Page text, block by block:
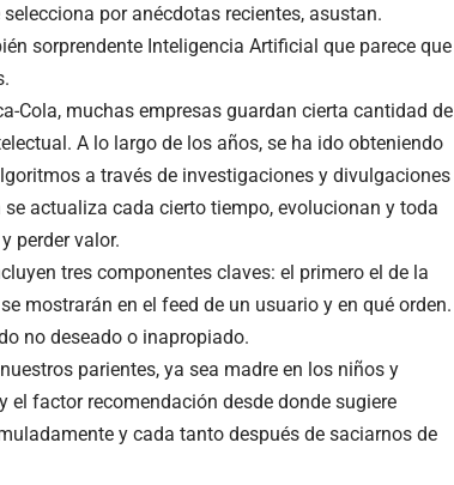
por anécdotas recientes, asustan.
sorprendente Inteligencia Artificial que parece que
Cola, muchas empresas guardan cierta cantidad de
A lo largo de los años, se ha ido obteniendo
a través de investigaciones y divulgaciones
actualiza cada cierto tiempo, evolucionan y toda
perder valor.
tres componentes claves: el primero el de la
mostrarán en el feed de un usuario y en qué orden.
no deseado o inapropiado.
parientes, ya sea madre en los niños y
factor recomendación desde donde sugiere
y cada tanto después de saciarnos de